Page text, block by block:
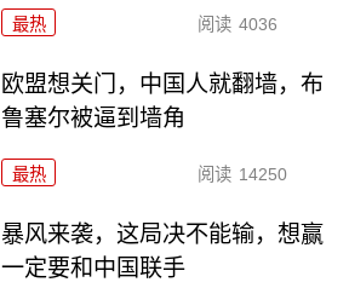
最热 阅读 4036
欧盟想关门，中国人就翻墙，布
鲁塞尔被逼到墙角
最热 阅读 14250
暴风来袭，这局决不能输，想赢
一定要和中国联手